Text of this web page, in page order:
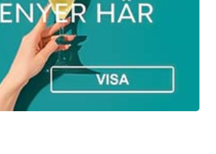
sedan hade Champagne i
konkurrenter. Mycket har hänt
det produceras
gjort på traditionella
delar av världen. I kväll
av övriga Europa